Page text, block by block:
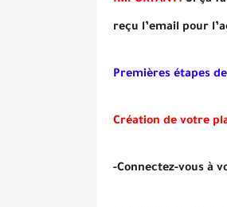
reçu l’email pour
Premières étapes
Création de votre
-Connectez-vous à